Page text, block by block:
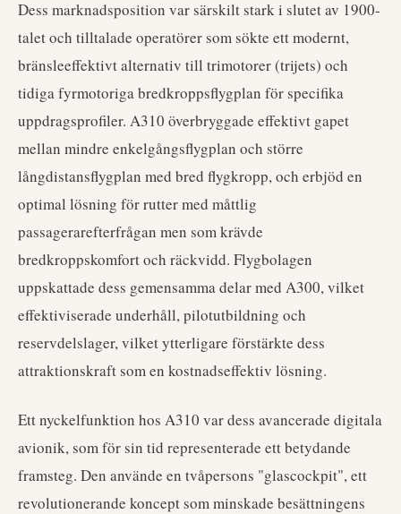
Dess marknadsposition var särskilt stark i slutet av 1900-
talet och tilltalade operatörer som sökte ett modernt,
bränsleeffektivt alternativ till trimotorer (trijets) och
tidiga fyrmotoriga bredkroppsflygplan för specifika
uppdragsprofiler. A310 överbryggade effektivt gapet
mellan mindre enkelgångsflygplan och större
långdistansflygplan med bred flygkropp, och erbjöd en
optimal lösning för rutter med måttlig
passagerarefterfrågan men som krävde
bredkroppskomfort och räckvidd. Flygbolagen
uppskattade dess gemensamma delar med A300, vilket
effektiviserade underhåll, pilotutbildning och
reservdelslager, vilket ytterligare förstärkte dess
attraktionskraft som en kostnadseffektiv lösning.
Ett nyckelfunktion hos A310 var dess avancerade digitala
avionik, som för sin tid representerade ett betydande
framsteg. Den använde en tvåpersons "glascockpit", ett
revolutionerande koncept som minskade besättningens